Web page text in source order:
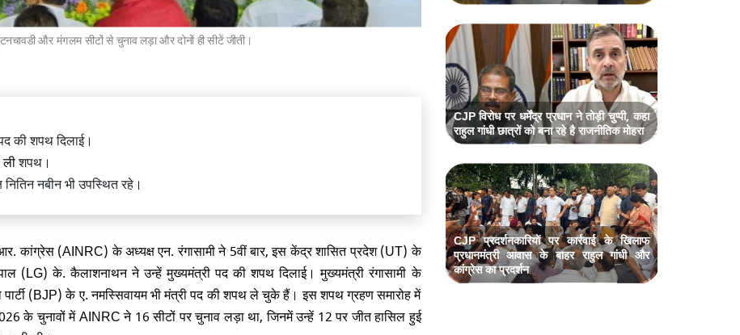
और मंगलम सीटों से चुनाव लड़ा और दोनों ही सीटें जीती।
की शपथ दिलाई।
लीशपथ।
नबीन भी उपस्थित रहे।
(AINRC) के अध्यक्ष एन. रंगासामी ने 5वीं बार, इस केंद्र शासित प्रदेश (UT) के
(LG) के. कैलाशनाथन ने उन्हें मुख्यमंत्री पद की शपथ दिलाई। मुख्यमंत्री रंगासामी के
(BJP) के ए. नमस्सिवायम भी मंत्री पद की शपथ ले चुके हैं। इस शपथ ग्रहण समारोह में
के चुनावों में AINRC ने 16 सीटों पर चुनाव लड़ा था, जिनमें उन्हें 12 पर जीत हासिल हुई
गांधी छात्रों को बना रहे है राजनीतिक मोहरा
प्रदर्शनकारियों पर कार्रवाई के खिलाफ
आवास के बाहर राहुल गांधी और
का प्रदर्शन
CJP विरोध पर धर्मेंद्र प्रधान ने तोड़ी चुप्पी, कहा
राहुल गांधी छात्रों को बना रहे है राजनीतिक मोहरा
CJP प्रदर्शनकारियों पर कार्रवाई के खिलाफ
प्रधानमंत्री आवास के बाहर राहुल गांधी और
कांग्रेस का प्रदर्शन